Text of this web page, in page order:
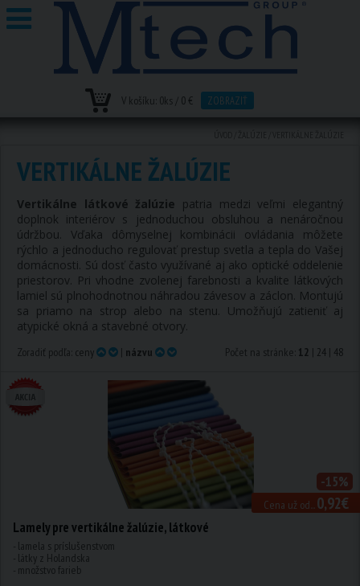
V košíku: 0ks / 0 € ZOBRAZIŤ
VERTIKÁLNE ŽALÚZIE
Vertikálne látkové žalúzie patria medzi veľmi elegantný
doplnok interiérov s jednoduchou obsluhou a nenáročnou
údržbou. Vďaka dômyselnej kombinácii ovládania môžete
rýchlo a jednoducho regulovať prestup svetla a tepla do Vašej
domácnosti. Sú dosť často využívané aj ako optické oddelenie
priestorov. Pri vhodne zvolenej farebnosti a kvalite látkových
lamiel sú plnohodnotnou náhradou závesov a záclon. Montujú
sa priamo na strop alebo na stenu. Umožňujú zatieniť aj
atypické okná a stavebné otvory.
Zoradiť podľa: ceny | názvu Počet na stránke: 12 | 24 | 48
Cena už od...0,92€
-15%
Lamely pre vertikálne žalúzie, látkové
- lamela s príslušenstvom
- látky z Holandska
- množstvo farieb